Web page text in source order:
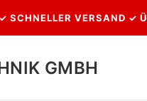
SCHNELLER VERSAND ✓
GMBH